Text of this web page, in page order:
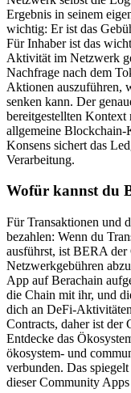
Ergebnis in seinem
wichtig: Er ist das
Für Inhaber ist das
Aktivität im Netzwerk
Nachfrage nach dem
Aktionen auszuführen,
senken kann. Der
bereitgestellten Kontext
allgemeine Blockchain-
Konsens sichert das
Verarbeitung.
Wofür kannst du
Für Transaktionen und
bezahlen: Wenn du
ausführst, ist BERA
Netzwerkgebühren
App auf Berachain
die Chain mit ihr, und
dich an DeFi-
Contracts, daher ist der
Entdecke das
ökosystem- und
verbunden. Das
dieser Community